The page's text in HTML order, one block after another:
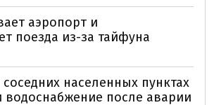
аэропорт и
поезда из-за тайфуна
населенных пунктах
водоснабжение после аварии